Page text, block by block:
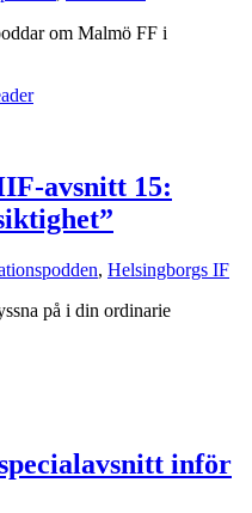
om Malmö FF i
avsnitt 15:
, Helsingborgs IF
på i din ordinarie
inför